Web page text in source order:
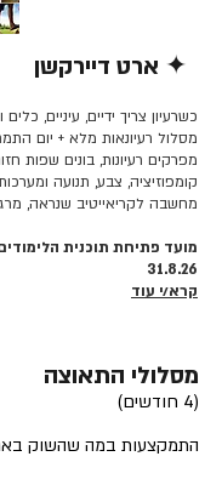
✦ ארט דיירקשן
כשרעיון צריך ידיים, עיניים,
מסלול רעיונאות מלא + יום
מפרקים רעיונות, בונים שפות
קומפוזיציה, צבע, תנועה
מחשבה לקריאייטיב שנראה,
מועד פתיחת תוכנית
31.8.26
קרא/י עוד
מסלולי התאוצה
(4 חודשים)
התמקצעות במה שהשוק